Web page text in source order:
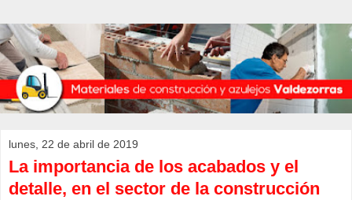
lunes, 22 de abril de 2019
La importancia de los acabados y el
detalle, en el sector de la construcción